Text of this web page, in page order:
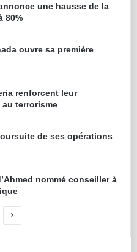
une hausse de la
80%
ouvre sa première
renforcent leur
terrorisme
de ses opérations
nommé conseiller à